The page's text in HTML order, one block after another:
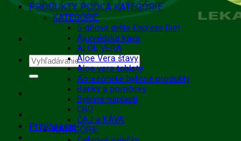
Hľadať:
Prihlásenie
PRODUKTY PODĽA KATEGÓRIE
KATEGÓRIE
5-dňová diéta Express Diet
Ajurvédska káva
ALOE VERA
Aloe Vera šťavy
Aloe vera tablety
Amazónske bylinné produkty
Banky a pomôcky
Bylinné náplasti
CBD
ČAJ a KÁVA
KATEGÓRIE